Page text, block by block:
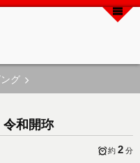
グ
和開珎
約 2 分